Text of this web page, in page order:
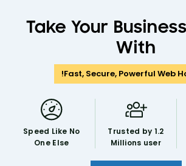
Take Your
With
Fast, Secure, Powerful Web
Trusted by 1.2
Millions user
Speed Like No
One Else